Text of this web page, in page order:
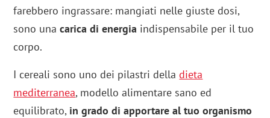
farebbero ingrassare: mangiati nelle giuste dosi,
sono unacarica di energia indispensabile per il tuo
corpo.
I cereali sono uno dei pilastri delladieta
mediterranea, modello alimentare sano ed
equilibrato, in grado di apportare al tuo organismo